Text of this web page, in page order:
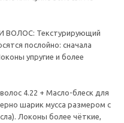
Текстурирующий
послойно: сначала
упругие и более
4.22 + Масло-блеск для
шарик мусса размером с
Локоны более чёткие,